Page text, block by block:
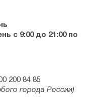
с 9:00 до 21:00 по
200 84 85
города России)